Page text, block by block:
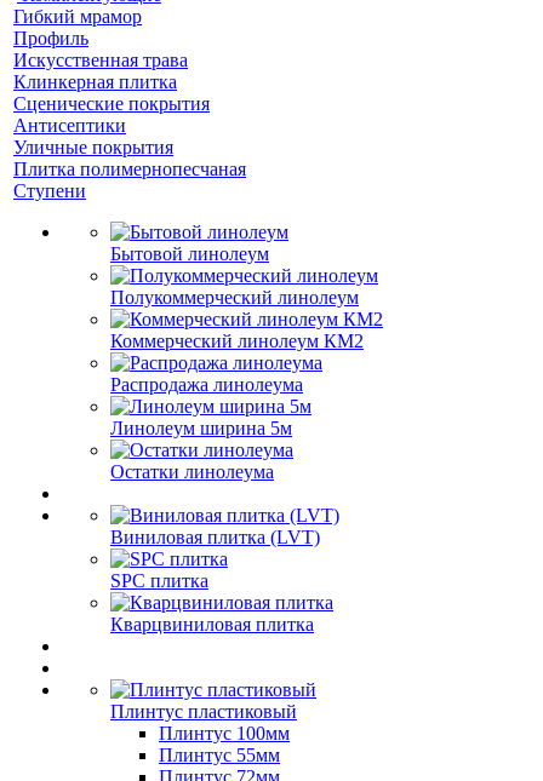
Гибкий мрамор
Профиль
Искусственная трава
Клинкерная плитка
Сценические покрытия
Антисептики
Уличные покрытия
Плитка полимернопесчаная
Ступени
Бытовой линолеум
Полукоммерческий линолеум
Коммерческий линолеум КМ2
Распродажа линолеума
Линолеум ширина 5м
Остатки линолеума
Виниловая плитка (LVT)
SPC плитка
Кварцвиниловая плитка
Плинтус пластиковый
Плинтус 100мм
Плинтус 55мм
Плинтус 72мм